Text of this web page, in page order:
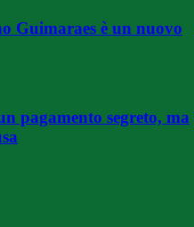
Guimaraes è un nuovo
pagamento segreto, ma